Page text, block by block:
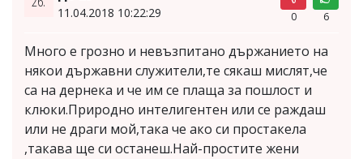
11.04.2018 10:22:29 0 6
Много е грозно и невъзпитано държанието на
някои държавни служители,те сякаш мислят,че
са на дернека и че им се плаща за пошлост и
клюки.Природно интелигентен или се раждаш
или не драги мой,така че ако си простакела
,такава ще си останеш.Най-простите жени